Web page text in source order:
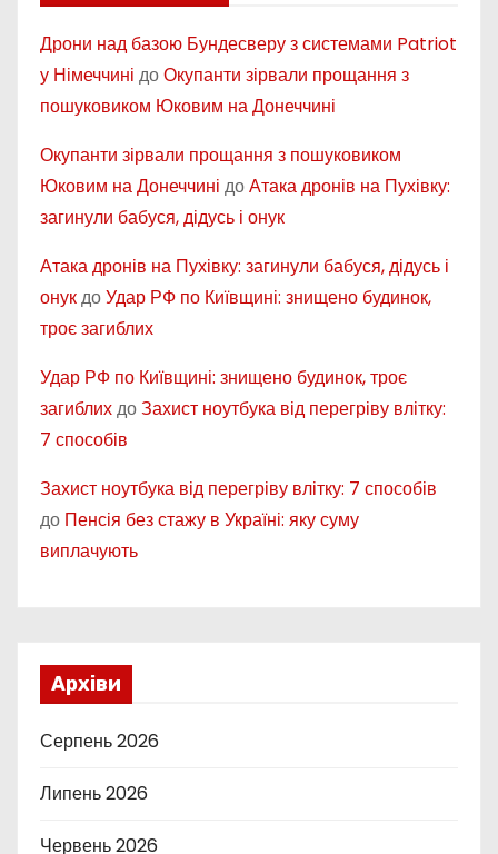
Дрони над базою Бундесверу з системами Patriot
у Німеччині доОкупанти зірвали прощання з
пошуковиком Юковим на Донеччині
Окупанти зірвали прощання з пошуковиком
Юковим на Донеччині доАтака дронів на Пухівку:
загинули бабуся, дідусь і онук
Атака дронів на Пухівку: загинули бабуся, дідусь і
онукдоУдар РФ по Київщині: знищено будинок,
троє загиблих
Удар РФ по Київщині: знищено будинок, троє
загиблихдоЗахист ноутбука від перегріву влітку:
7 способів
Захист ноутбука від перегріву влітку: 7 способів
до Пенсія без стажу в Україні: яку суму
виплачують
Архіви
Серпень 2026
Липень 2026
Червень 2026